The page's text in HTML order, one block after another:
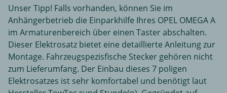
Unser Tipp! Falls vorhanden, können Sie im
Anhängerbetrieb die Einparkhilfe Ihres OPEL OMEGA A
im Armaturenbereich über einen Taster abschalten.
Dieser Elektrosatz bietet eine detaillierte Anleitung zur
Montage. Fahrzeugspezisfische Stecker gehören nicht
zum Lieferumfang. Der Einbau dieses 7 poligen
Elektrosatzes ist sehr komfortabel und benötigt laut